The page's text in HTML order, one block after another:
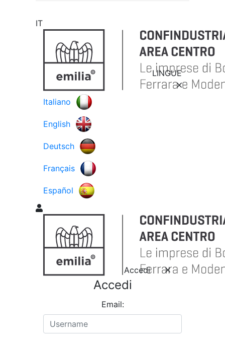
IT
LINGUE
Italiano
English
Deutsch
Français
Español
Accedi
Accedi
Email: